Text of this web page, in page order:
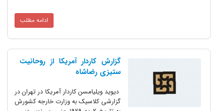
ادامه مطلب
گزارش کاردار آمریکا از روحانیت
ستیزی رضاشاه
دیوید ویلیامسن کاردار آمریکا در تهران در
گزارشی کلاسیک به وزارت خارجه کشورش